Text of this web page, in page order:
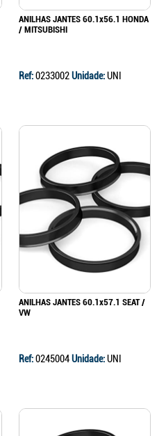
ANILHAS JANTES 60.1x56.1 HONDA
/ MITSUBISHI
Ref:0233002Unidade:UNI
ANILHAS JANTES 60.1x57.1 SEAT /
VW
Ref:0245004Unidade:UNI